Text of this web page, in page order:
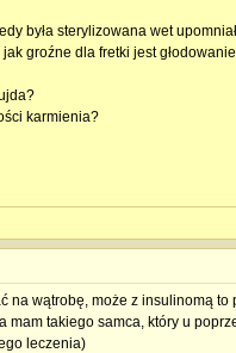
była sterylizowana wet
groźne dla fretki jest
karmienia?
na wątrobę, może z insulinomą to
mam takiego samca, który u
leczenia)